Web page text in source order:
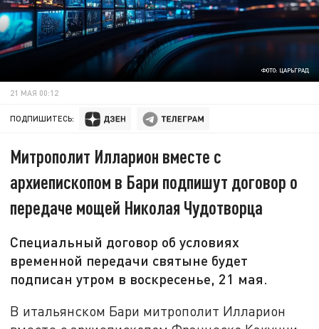
ФОТО: ЦАРЬГРАД
21 МАЯ 00:12
ПОДПИШИТЕСЬ:
Митрополит Илларион вместе с
архиепископом в Бари подпишут договор о
передаче мощей Николая Чудотворца
Специальный договор об условиях
временной передачи святыне будет
подписан утром в воскресенье, 21 мая.
В итальянском Бари митрополит Илларион